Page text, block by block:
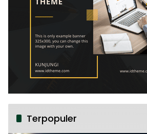
Terpopuler